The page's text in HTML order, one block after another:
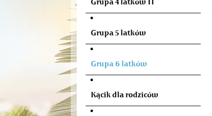
Grupa 4 latków II
Grupa 5 latków
Grupa 6 latków
Kącik dla rodziców